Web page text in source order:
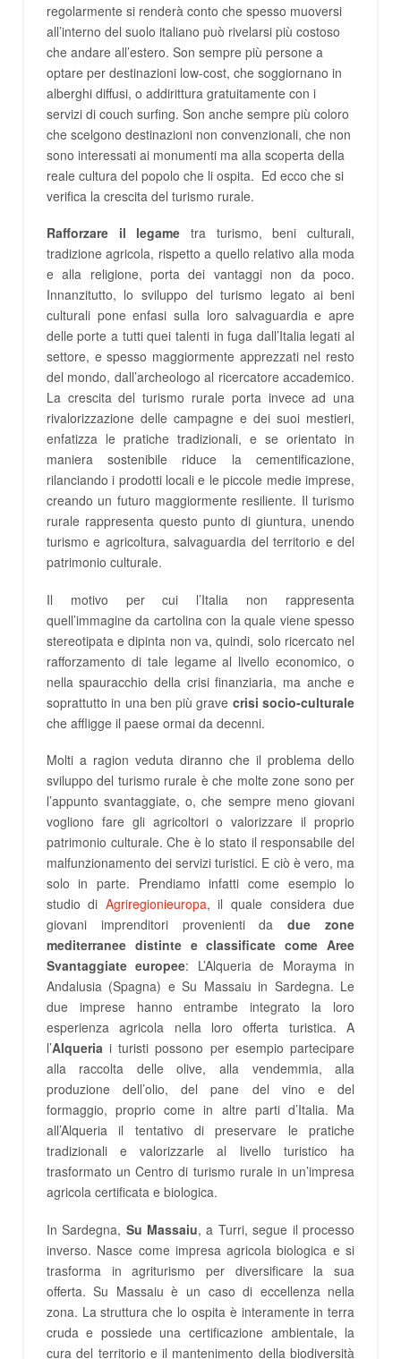
regolarmente si renderà conto che spesso muoversi
all’interno del suolo italiano può rivelarsi più costoso
che andare all’estero. Son sempre più persone a
optare per destinazioni low-cost, che soggiornano in
alberghi diffusi, o addirittura gratuitamente con i
servizi di couch surfing. Son anche sempre più coloro
che scelgono destinazioni non convenzionali, che non
sono interessati ai monumenti ma alla scoperta della
reale cultura del popolo che li ospita. Ed ecco che si
verifica la crescita del turismo rurale.
Rafforzare il legame tra turismo, beni culturali,
tradizione agricola, rispetto a quello relativo alla moda
e alla religione, porta dei vantaggi non da poco.
Innanzitutto, lo sviluppo del turismo legato ai beni
culturali pone enfasi sulla loro salvaguardia e apre
delle porte a tutti quei talenti in fuga dall’Italia legati al
settore, e spesso maggiormente apprezzati nel resto
del mondo, dall’archeologo al ricercatore accademico.
La crescita del turismo rurale porta invece ad una
rivalorizzazione delle campagne e dei suoi mestieri,
enfatizza le pratiche tradizionali, e se orientato in
maniera sostenibile riduce la cementificazione,
rilanciando i prodotti locali e le piccole medie imprese,
creando un futuro maggiormente resiliente. Il turismo
rurale rappresenta questo punto di giuntura, unendo
turismo e agricoltura, salvaguardia del territorio e del
patrimonio culturale.
Il motivo per cui l’Italia non rappresenta
quell’immagine da cartolina con la quale viene spesso
stereotipata e dipinta non va, quindi, solo ricercato nel
rafforzamento di tale legame al livello economico, o
nella spauracchio della crisi finanziaria, ma anche e
soprattutto in una ben più grave crisi socio-culturale
che affligge il paese ormai da decenni.
Molti a ragion veduta diranno che il problema dello
sviluppo del turismo rurale è che molte zone sono per
l’appunto svantaggiate, o, che sempre meno giovani
vogliono fare gli agricoltori o valorizzare il proprio
patrimonio culturale. Che è lo stato il responsabile del
malfunzionamento dei servizi turistici. E ciò è vero, ma
solo in parte. Prendiamo infatti come esempio lo
studio di Agriregionieuropa, il quale considera due
giovani imprenditori provenienti da due zone
mediterranee distinte e classificate come Aree
Svantaggiate europee: L’Alqueria de Morayma in
Andalusia (Spagna) e Su Massaiu in Sardegna. Le
due imprese hanno entrambe integrato la loro
esperienza agricola nella loro offerta turistica. A
l’Alqueriai turisti possono per esempio partecipare
alla raccolta delle olive, alla vendemmia, alla
produzione dell’olio, del pane del vino e del
formaggio, proprio come in altre parti d’Italia. Ma
all’Alqueria il tentativo di preservare le pratiche
tradizionali e valorizzarle al livello turistico ha
trasformato un Centro di turismo rurale in un’impresa
agricola certificata e biologica.
In Sardegna, Su Massaiu, a Turri, segue il processo
inverso. Nasce come impresa agricola biologica e si
trasforma in agriturismo per diversificare la sua
offerta. Su Massaiu è un caso di eccellenza nella
zona. La struttura che lo ospita è interamente in terra
cruda e possiede una certificazione ambientale, la
cura del territorio e il mantenimento della biodiversità